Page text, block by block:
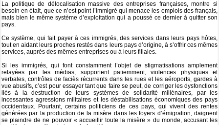
La politique de délocalisation massive des entreprises françaises, montre si
besoin en était, que ce n’est point l’immigré qui menace les emplois des français,
mais bien le même système d’exploitation qui a poussé ce dernier à quitter son
pays.
Ce système, qui fait payer à ces immigrés, des services dans leurs pays hôtes,
tout en aidant leurs proches restés dans leurs pays d’origine, à s’offrir ces mêmes
services, auprès des mêmes entreprises ou à leurs filiales.
Si les immigrés, qui font constamment l’objet de stigmatisations amplement
relayées par les médias, supportent patiemment, violences physiques et
verbales, contrôles de faciès récurrents dans les rues et les aéroports, gardes à
vue abusifs, c’est pour essayer tant que faire se peut, de corriger les dysfonctions
liés à la destruction de leurs systèmes de solidarité millénaires, par les
incessantes agressions militaires et les déstabilisations économiques des pays
occidentaux. Pourtant, certains politiciens de ces pays, qui vivent des rentes
générées par la production de la misère dans les foyers d’émigration, daignent
se plaindre de ne pouvoir « accueillir toute la misère » du monde, accusant les